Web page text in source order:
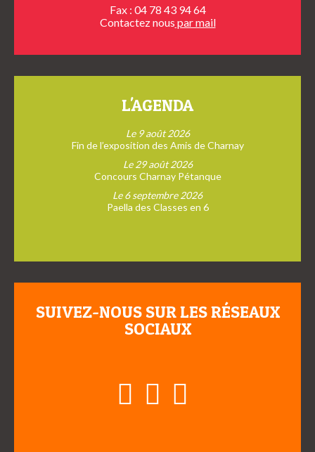
Fax : 04 78 43 94 64
Contactez nous par mail
L'AGENDA
Le 9 août 2026
Fin de l’exposition des Amis de Charnay
Le 29 août 2026
Concours Charnay Pétanque
Le 6 septembre 2026
Paella des Classes en 6
SUIVEZ-NOUS SUR LES RÉSEAUX
SOCIAUX